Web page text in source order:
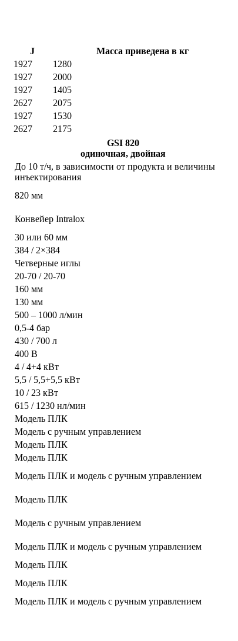
J
Масса приведена в кг
1927
1280
1927
2000
1927
1405
2627
2075
1927
1530
2627
2175
GSI 820
одиночная, двойная
До 10 т/ч, в зависимости от продукта и величины
инъектирования
820 мм
Конвейер Intralox
30 или 60 мм
384 / 2×384
Четверные иглы
20-70 / 20-70
160 мм
130 мм
500 – 1000 л/мин
0,5-4 бар
430 / 700 л
400 B
4 / 4+4 кВт
5,5 / 5,5+5,5 кВт
10 / 23 кВт
615 / 1230 нл/мин
Модель ПЛК
Модель с ручным управлением
Модель ПЛК
Модель ПЛК
Модель ПЛК и модель с ручным управлением
Модель ПЛК
Модель с ручным управлением
Модель ПЛК и модель с ручным управлением
Модель ПЛК
Модель ПЛК
Модель ПЛК и модель с ручным управлением